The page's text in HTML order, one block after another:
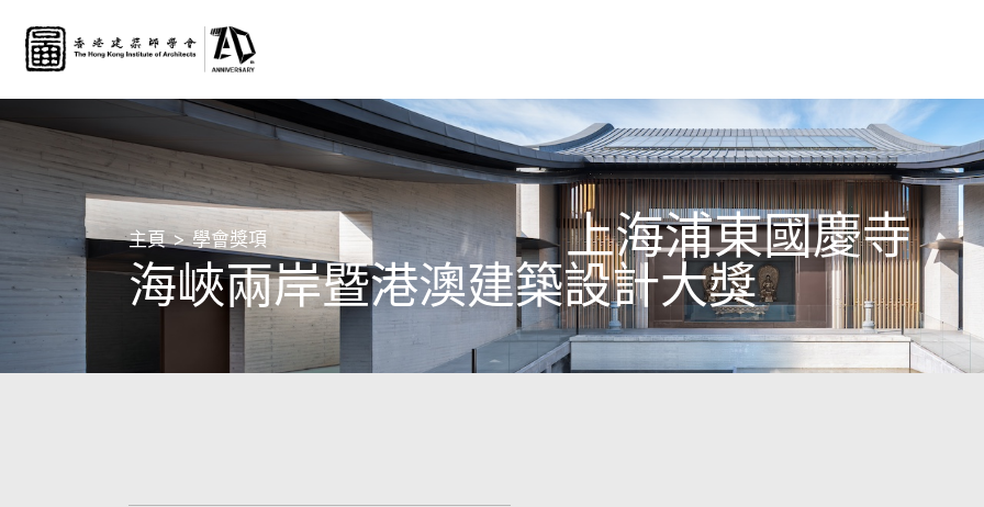
上海浦東國慶寺
主頁 學會獎項
海峽兩岸暨港澳建築設計大獎